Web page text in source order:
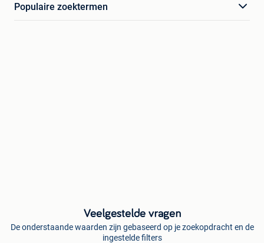
Populaire zoektermen
Veelgestelde vragen
De onderstaande waarden zijn gebaseerd op je zoekopdracht en de
ingestelde filters